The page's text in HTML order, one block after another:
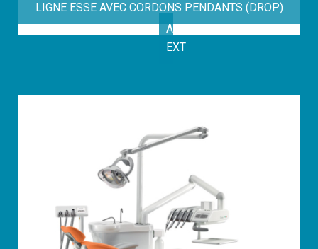
LIGNE ESSE AVEC CORDONS PENDANTS (DROP)
ARCADIA
EXT